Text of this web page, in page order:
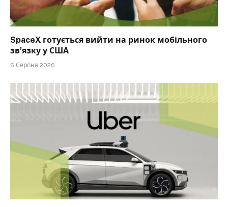
SpaceX готується вийти на ринок мобільного
зв’язку у США
6 Серпня 2026